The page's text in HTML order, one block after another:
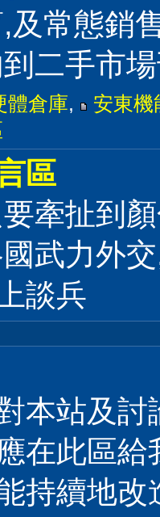
及常態銷
二手市
體倉庫,
安東機
區
牽扯到
武力外
談兵
本站及討
在此區給
持續地改